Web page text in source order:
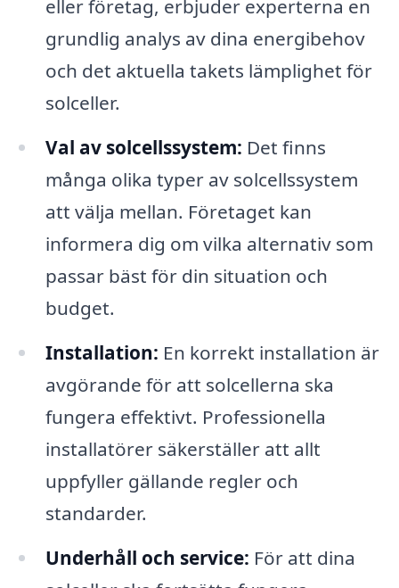
eller företag, erbjuder experterna en
grundlig analys av dina energibehov
och det aktuella takets lämplighet för
solceller.
Val av solcellssystem: Det finns
många olika typer av solcellssystem
att välja mellan. Företaget kan
informera dig om vilka alternativ som
passar bäst för din situation och
budget.
Installation: En korrekt installation är
avgörande för att solcellerna ska
fungera effektivt. Professionella
installatörer säkerställer att allt
uppfyller gällande regler och
standarder.
Underhåll och service: För att dina